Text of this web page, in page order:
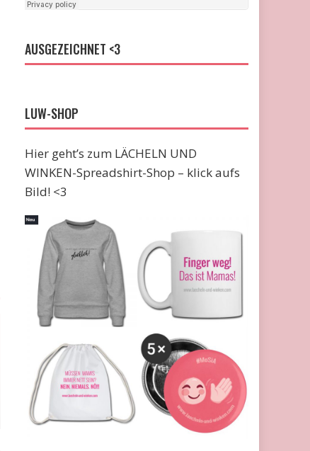
AUSGEZEICHNET <3
LUW-SHOP
Hier geht’s zum LÄCHELN UND
WINKEN-Spreadshirt-Shop – klick aufs
Bild! <3